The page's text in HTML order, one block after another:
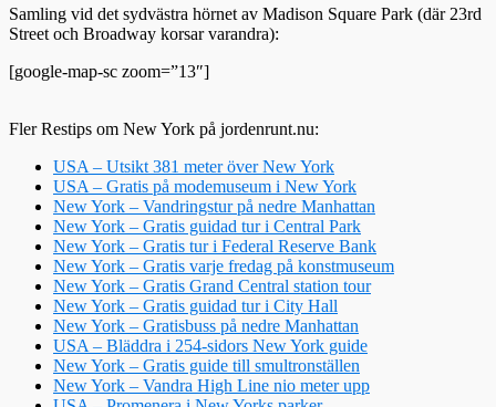
Samling vid det sydvästra hörnet av Madison Square Park (där 23rd
Street och Broadway korsar varandra):
[google-map-sc zoom=”13″]
Fler Restips om New York på jordenrunt.nu:
USA – Utsikt 381 meter över New York
USA – Gratis på modemuseum i New York
New York – Vandringstur på nedre Manhattan
New York – Gratis guidad tur i Central Park
New York – Gratis tur i Federal Reserve Bank
New York – Gratis varje fredag på konstmuseum
New York – Gratis Grand Central station tour
New York – Gratis guidad tur i City Hall
New York – Gratisbuss på nedre Manhattan
USA – Bläddra i 254-sidors New York guide
New York – Gratis guide till smultronställen
New York – Vandra High Line nio meter upp